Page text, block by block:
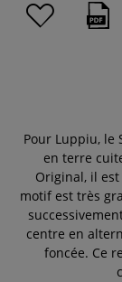
Pour Luppiu, le
en terre
Original, il
motif est très
centre en
foncée. Ce